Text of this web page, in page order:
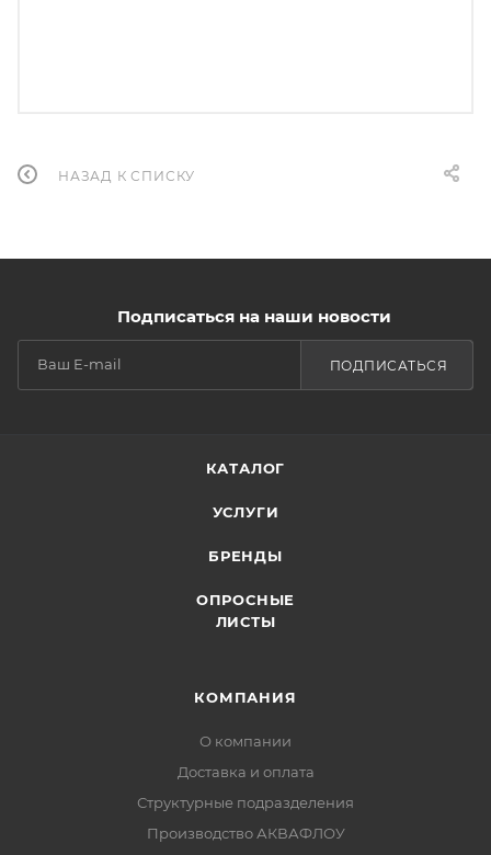
НАЗАД К СПИСКУ
Подписаться на наши новости
ПОДПИСАТЬСЯ
КАТАЛОГ
УСЛУГИ
БРЕНДЫ
ОПРОСНЫЕ
ЛИСТЫ
КОМПАНИЯ
О компании
Доставка и оплата
Структурные подразделения
Производство АКВАФЛОУ